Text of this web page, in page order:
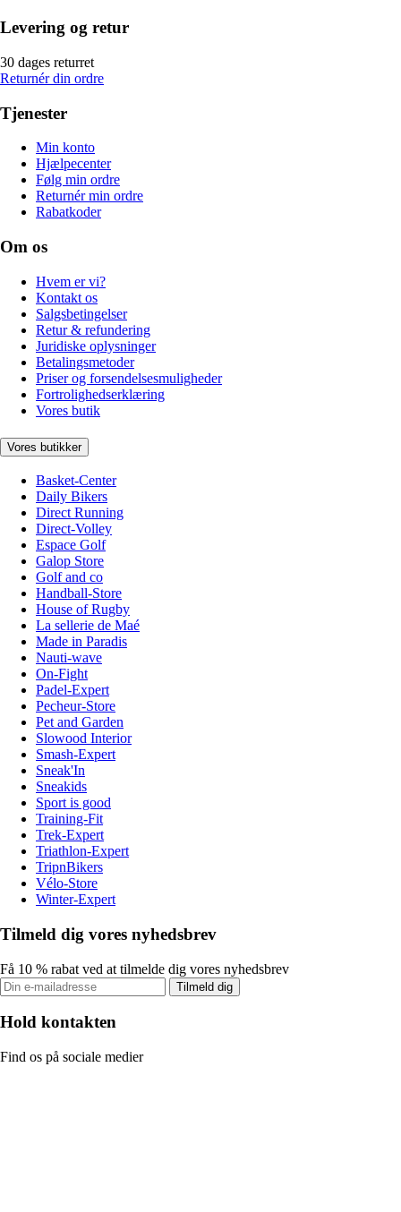
Levering og retur
30 dages returret
Returnér din ordre
Tjenester
Min konto
Hjælpecenter
Følg min ordre
Returnér min ordre
Rabatkoder
Om os
Hvem er vi?
Kontakt os
Salgsbetingelser
Retur & refundering
Juridiske oplysninger
Betalingsmetoder
Priser og forsendelsesmuligheder
Fortrolighedserklæring
Vores butik
Vores butikker
Basket-Center
Daily Bikers
Direct Running
Direct-Volley
Espace Golf
Galop Store
Golf and co
Handball-Store
House of Rugby
La sellerie de Maé
Made in Paradis
Nauti-wave
On-Fight
Padel-Expert
Pecheur-Store
Pet and Garden
Slowood Interior
Smash-Expert
Sneak'In
Sneakids
Sport is good
Training-Fit
Trek-Expert
Triathlon-Expert
TripnBikers
Vélo-Store
Winter-Expert
Tilmeld dig vores nyhedsbrev
Få 10 % rabat ved at tilmelde dig vores nyhedsbrev
Tilmeld dig
Hold kontakten
Find os på sociale medier